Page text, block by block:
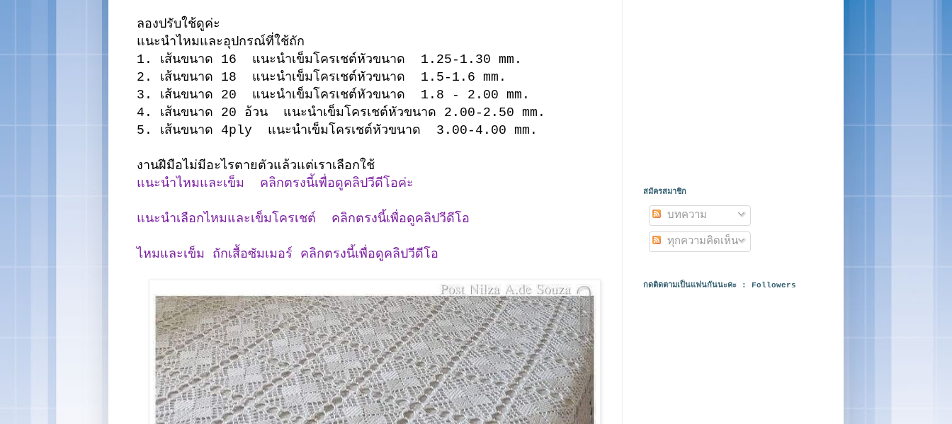
ลองปรับใช้ดูค่ะ
แนะนำไหมและอุปกรณ์ที่ใช้ถัก
1. เส้นขนาด 16 แนะนำเข็มโครเชต์หัวขนาด 1.25-1.30 mm.
2. เส้นขนาด 18 แนะนำเข็มโครเชต์หัวขนาด 1.5-1.6 mm.
3. เส้นขนาด 20 แนะนำเข็มโครเชต์หัวขนาด 1.8 - 2.00 mm.
4. เส้นขนาด 20 อ้วน แนะนำเข็มโครเชต์หัวขนาด 2.00-2.50 mm.
5. เส้นขนาด 4ply แนะนำเข็มโครเชต์หัวขนาด 3.00-4.00 mm.
งานฝีมือไม่มีอะไรตายตัวแล้วแต่เราเลือกใช้
แนะนำไหมและเข็ม คลิกตรงนี้เพื่อดูคลิปวีดีโอค่ะ
แนะนำเลือกไหมและเข็มโครเชต์ คลิกตรงนี้เพื่อดูคลิปวีดีโอ
ไหมและเข็ม ถักเสื้อซัมเมอร์ คลิกตรงนี้เพื่อดูคลิปวีดีโอ
สมัครสมาชิก
บทความ
ทุกความคิดเห็น
กดติดตามเป็นแฟนกันนะคะ : Followers